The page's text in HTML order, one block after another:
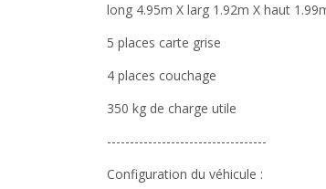
long 4.95m X larg 1.92m X haut
5 places carte grise
4 places couchage
350 kg de charge utile
-----------------------------------
Configuration du véhicule :